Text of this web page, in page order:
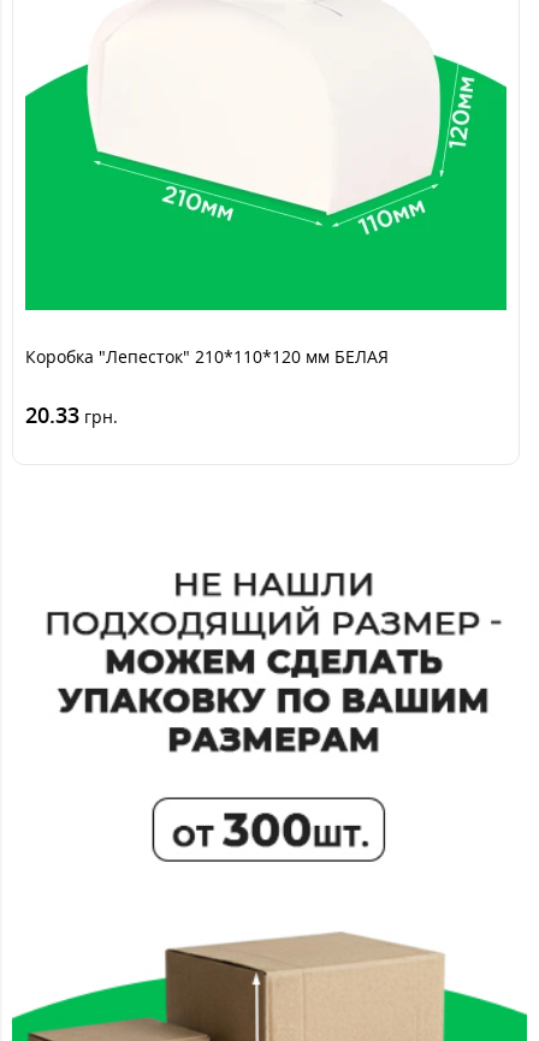
Коробка "Лепесток" 210*110*120 мм БЕЛАЯ
20.33 грн.